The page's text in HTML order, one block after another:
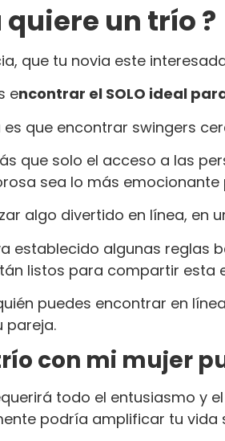
un trío ?
que tu novia este
encontrar el SOLO ideal
es que encontrar swingers
que solo el acceso a las
sea lo más
algo divertido en línea, en
establecido algunas reglas
listos para compartir esta
puedes encontrar en
pareja.
con mi mujer
todo el entusiasmo y
podría amplificar tu vida